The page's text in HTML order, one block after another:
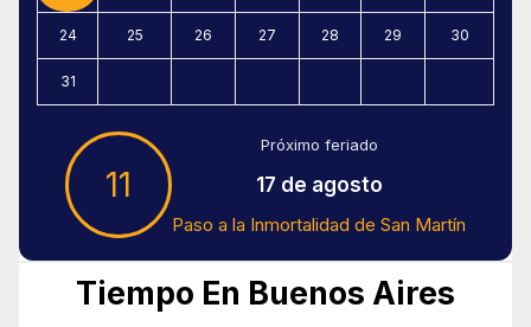
24 25 26 27 28 29 30
31
11
Próximo feriado
17 de agosto
Paso a la Inmortalidad de San Martín
Tiempo En Buenos Aires